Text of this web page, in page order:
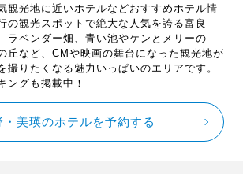
観光地に近いホテルなどおすすめホテル情
の観光スポットで絶大な人気を誇る富良
ラベンダー畑、青い池やケンとメリーの
丘など、CMや映画の舞台になった観光地が
撮りたくなる魅力いっぱいのエリアです。
ングも掲載中！
・美瑛のホテルを予約する